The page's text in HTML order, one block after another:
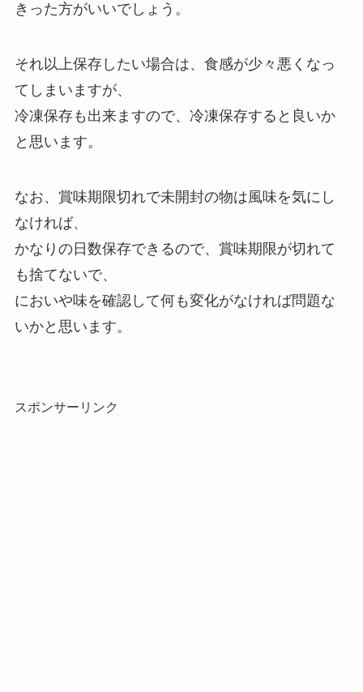
きった方がいいでしょう。
それ以上保存したい場合は、食感が少々悪くなっ
てしまいますが、
冷凍保存も出来ますので、冷凍保存すると良いか
と思います。
なお、賞味期限切れで未開封の物は風味を気にし
なければ、
かなりの日数保存できるので、賞味期限が切れて
も捨てないで、
においや味を確認して何も変化がなければ問題な
いかと思います。
スポンサーリンク